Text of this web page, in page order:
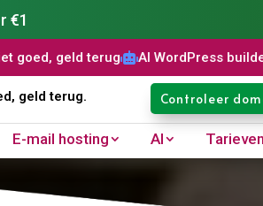
€1
terugAI WordPress builderGratis
geld terug. Controleer
E-mail hosting AI Tarieven